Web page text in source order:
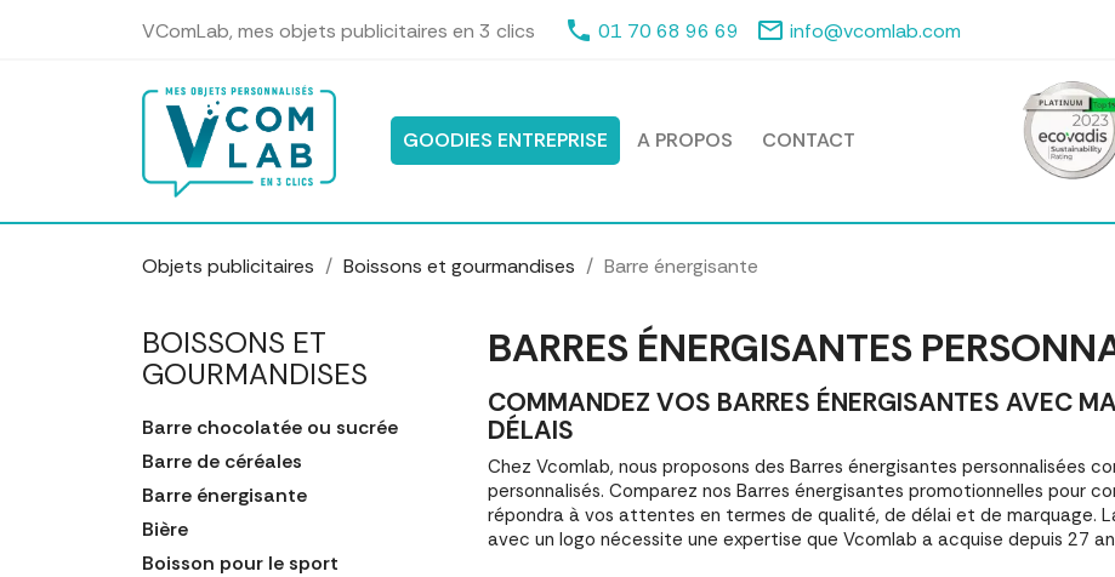
VComLab, mes objets publicitaires en 3 clics phone 01 70 68 96 69 mail_outline info@vcomlab.com
GOODIES ENTREPRISE A PROPOS CONTACT
Objets publicitaires Boissons et gourmandises Barre énergisante
BOISSONS ET
GOURMANDISES
Barre chocolatée ou sucrée
Barre de céréales
Barre énergisante
Bière
Boisson pour le sport
BARRES ÉNERGISANTES
COMMANDEZ VOS BARRES ÉNERGISANTES AVEC
DÉLAIS
Chez Vcomlab, nous proposons des Barres énergisantes personnalisées
personnalisés. Comparez nos Barres énergisantes promotionnelles pour
répondra à vos attentes en termes de qualité, de délai et de marquage.
avec un logo nécessite une expertise que Vcomlab a acquise depuis 27